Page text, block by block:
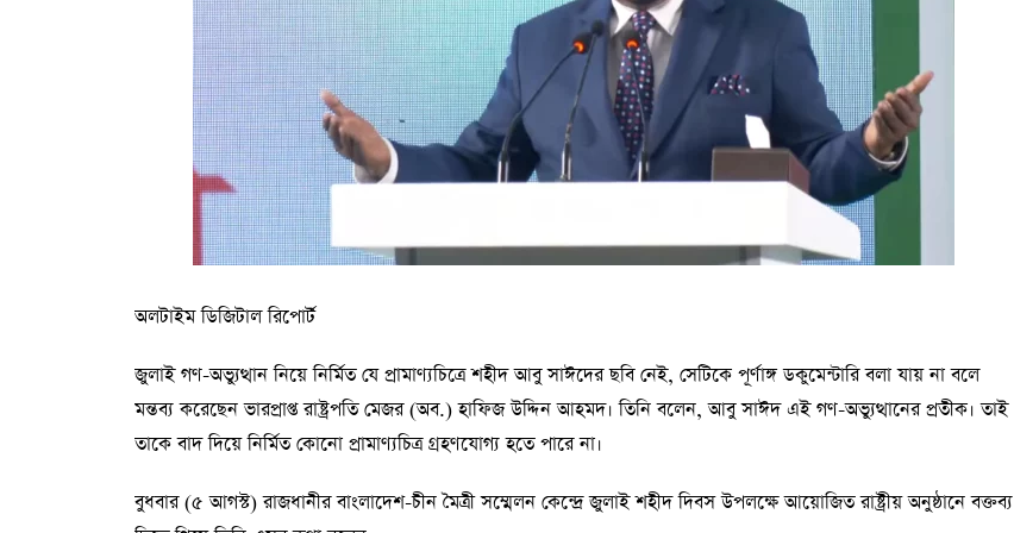
অলটাইম ডিজিটাল রিপোর্ট
জুলাই গণ-অভ্যুত্থান নিয়ে নির্মিত যে প্রামাণ্যচিত্রে শহীদ আবু সাঈদের ছবি নেই, সেটিকে পূর্ণাঙ্গ ডকুমেন্টারি বলা যায় না বলে
মন্তব্য করেছেন ভারপ্রাপ্ত রাষ্ট্রপতি মেজর (অব.) হাফিজ উদ্দিন আহমদ। তিনি বলেন, আবু সাঈদ এই গণ-অভ্যুত্থানের প্রতীক। তাই
তাকে বাদ দিয়ে নির্মিত কোনো প্রামাণ্যচিত্র গ্রহণযোগ্য হতে পারে না।
বুধবার (৫ আগস্ট) রাজধানীর বাংলাদেশ-চীন মৈত্রী সম্মেলন কেন্দ্রে জুলাই শহীদ দিবস উপলক্ষে আয়োজিত রাষ্ট্রীয় অনুষ্ঠানে বক্তব্য